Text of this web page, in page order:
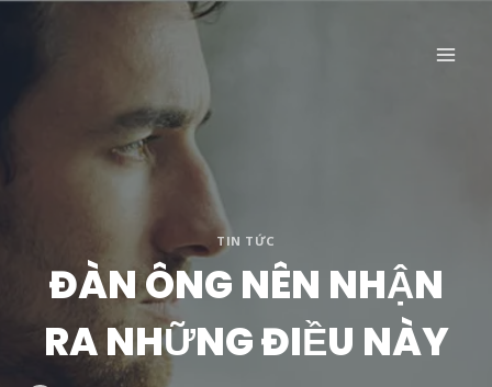
TIN TỨC
ĐÀN ÔNG NÊN NHẬN
RA NHỮNG ĐIỀU NÀY